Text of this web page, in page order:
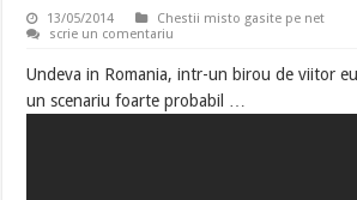
13/05/2014
Chestii misto gasite pe net
scrie un comentariu
Undeva in Romania, intr-un birou de viitor
un scenariu foarte probabil …